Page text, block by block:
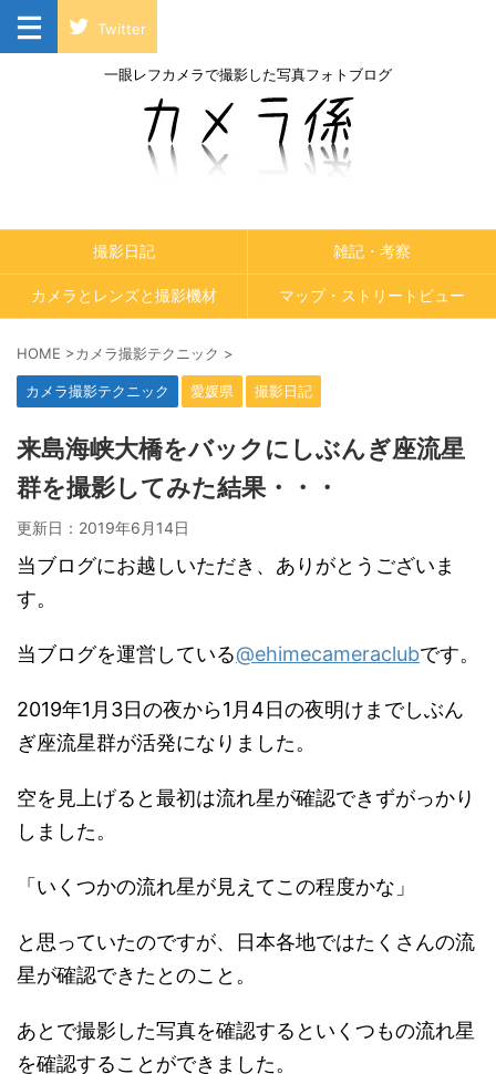
Twitter
一眼レフカメラで撮影した写真フォトブログ
撮影日記 雑記・考察
カメラとレンズと撮影機材 マップ・ストリートビュー
HOME >カメラ撮影テクニック >
カメラ撮影テクニック 愛媛県 撮影日記
来島海峡大橋をバックにしぶんぎ座流星
群を撮影してみた結果・・・
更新日： 2019年6月14日
当ブログにお越しいただき、ありがとうございま
す。
当ブログを運営している@ehimecameraclubです。
2019年1月3日の夜から1月4日の夜明けまでしぶん
ぎ座流星群が活発になりました。
空を見上げると最初は流れ星が確認できずがっかり
しました。
「いくつかの流れ星が見えてこの程度かな」
と思っていたのですが、日本各地ではたくさんの流
星が確認できたとのこと。
あとで撮影した写真を確認するといくつもの流れ星
を確認することができました。